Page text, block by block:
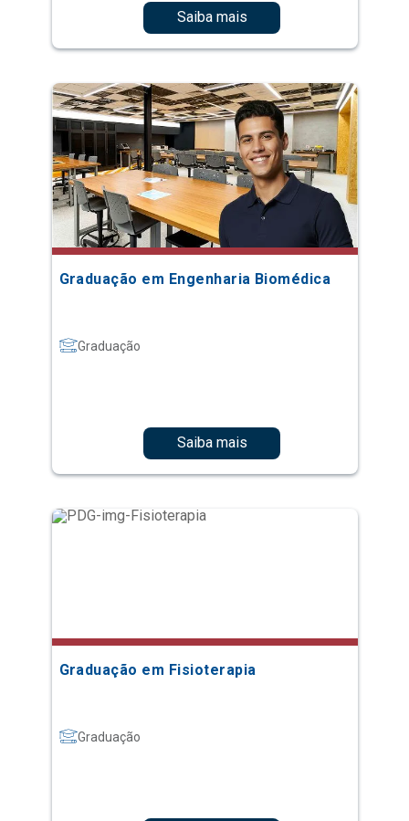
Saiba mais
Graduação em Engenharia Biomédica
Graduação
Saiba mais
Graduação em Fisioterapia
Graduação